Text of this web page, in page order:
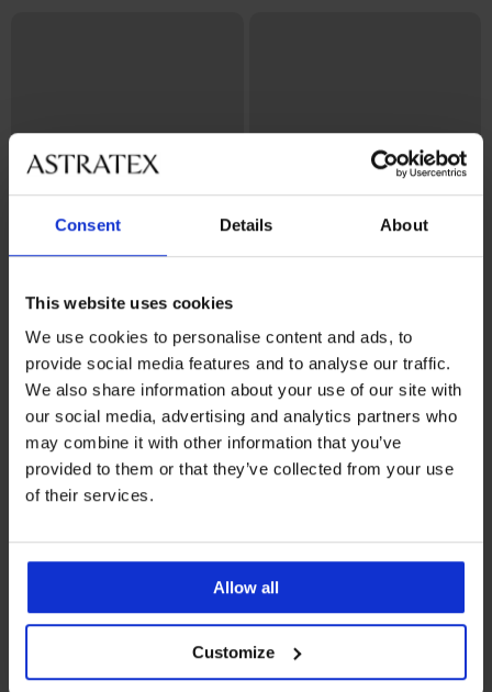
Consent Details About
This website uses cookies
We use cookies to personalise content and ads, to
provide social media features and to analyse our traffic.
We also share information about your use of our site with
our social media, advertising and analytics partners who
may combine it with other information that you’ve
provided to them or that they’ve collected from your use
of their services.
Allow all
Customize
-20% BRA20
5
Grudnjak Violeta podstavljeni
zaglađujući
41,99 €
33,59 € kod: BRA20
Bestseller
Grudnjak Spacer 3D Lady
Grace New
49,99 €